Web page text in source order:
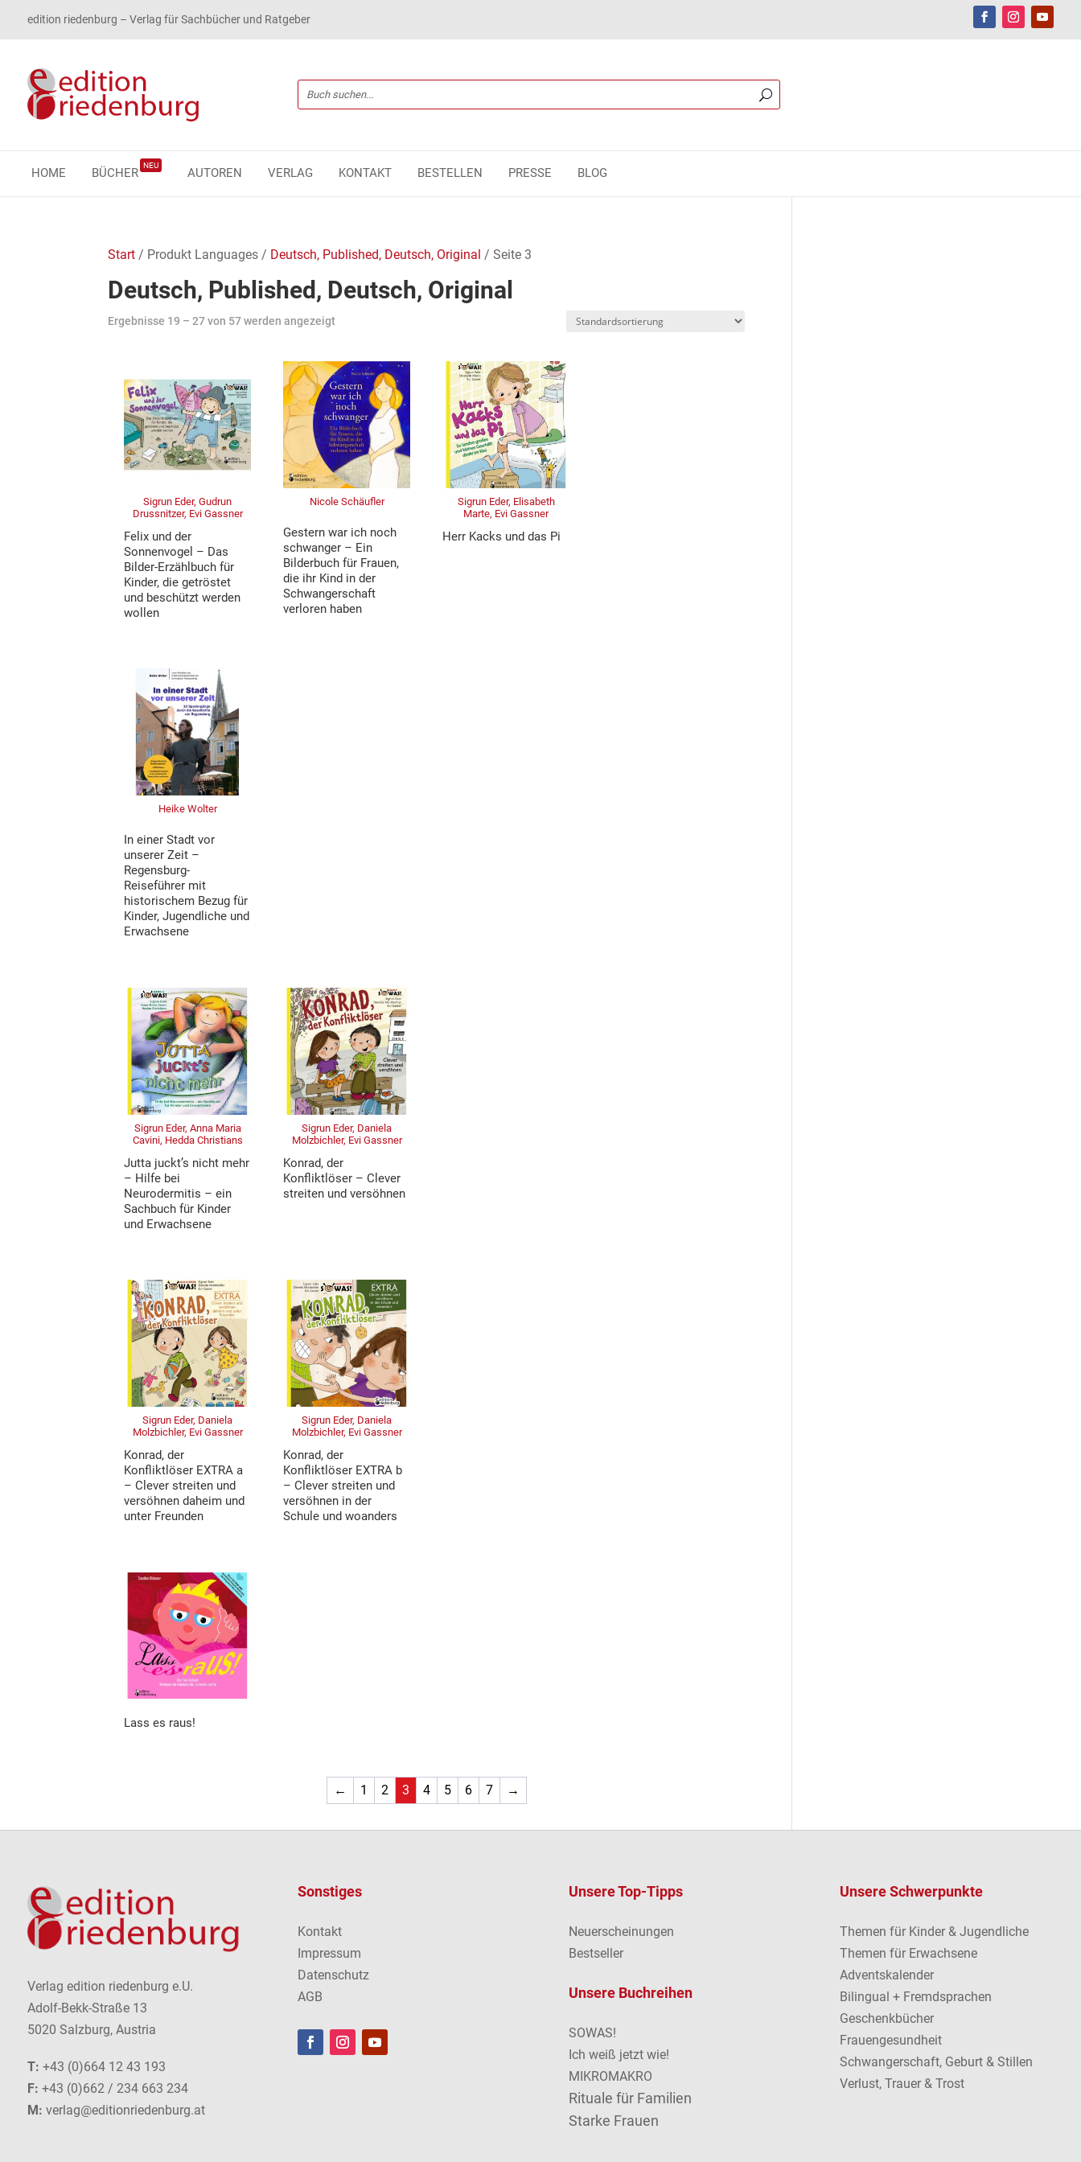
edition riedenburg – Verlag für Sachbücher und Ratgeber
HOME BÜCHER
NEU
AUTOREN VERLAG KONTAKT BESTELLEN PRESSE BLOG
Start / Produkt Languages / Deutsch, Published, Deutsch, Original / Seite 3
Deutsch, Published, Deutsch, Original
Ergebnisse 19 – 27 von 57 werden angezeigt
Sigrun Eder, Gudrun
Drussnitzer, Evi Gassner
Felix und der
Sonnenvogel – Das
Bilder-Erzählbuch für
Kinder, die getröstet
und beschützt werden
wollen
Nicole Schäufler
Gestern war ich noch
schwanger – Ein
Bilderbuch für Frauen,
die ihr Kind in der
Schwangerschaft
verloren haben
Sigrun Eder, Elisabeth
Marte, Evi Gassner
Herr Kacks und das Pi
Heike Wolter
In einer Stadt vor
unserer Zeit –
Regensburg-
Reiseführer mit
historischem Bezug für
Kinder, Jugendliche und
Erwachsene
Sigrun Eder, Anna Maria
Cavini, Hedda Christians
Jutta juckt’s nicht mehr
– Hilfe bei
Neurodermitis – ein
Sachbuch für Kinder
und Erwachsene
Sigrun Eder, Daniela
Molzbichler, Evi Gassner
Konrad, der
Konfliktlöser – Clever
streiten und versöhnen
Sigrun Eder, Daniela
Molzbichler, Evi Gassner
Konrad, der
Konfliktlöser EXTRA a
– Clever streiten und
versöhnen daheim und
unter Freunden
Sigrun Eder, Daniela
Molzbichler, Evi Gassner
Konrad, der
Konfliktlöser EXTRA b
– Clever streiten und
versöhnen in der
Schule und woanders
Lass es raus!
← 1 2 3 4 5 6 7 →
Verlag edition riedenburg e.U.
Adolf-Bekk-Straße 13
5020 Salzburg, Austria
T: +43 (0)664 12 43 193
F: +43 (0)662 / 234 663 234
M: verlag@editionriedenburg.at
Sonstiges
Kontakt
Impressum
Datenschutz
AGB
Unsere Top-Tipps
Neuerscheinungen
Bestseller
Unsere Buchreihen
SOWAS!
Ich weiß jetzt wie!
MIKROMAKRO
Rituale für Familien
Starke Frauen
Unsere Schwerpunkte
Themen für Kinder & Jugendliche
Themen für Erwachsene
Adventskalender
Bilingual + Fremdsprachen
Geschenkbücher
Frauengesundheit
Schwangerschaft, Geburt & Stillen
Verlust, Trauer & Trost